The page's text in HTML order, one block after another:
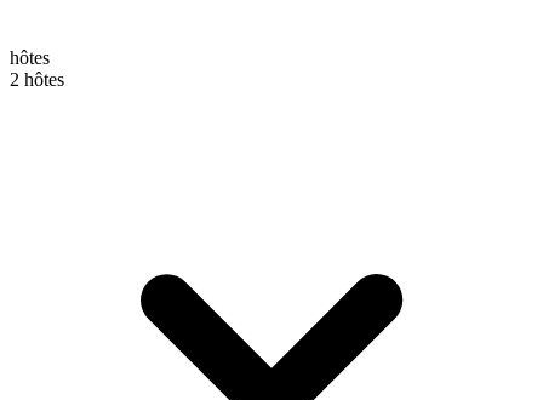
hôtes
2 hôtes